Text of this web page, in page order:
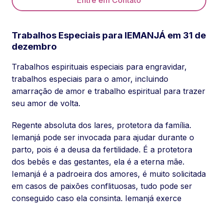
Trabalhos Especiais para IEMANJÁ em 31 de
dezembro
Trabalhos espirituais especiais para engravidar,
trabalhos especiais para o amor, incluindo
amarração de amor e trabalho espiritual para trazer
seu amor de volta.
Regente absoluta dos lares, protetora da família.
Iemanjá pode ser invocada para ajudar durante o
parto, pois é a deusa da fertilidade. É a protetora
dos bebês e das gestantes, ela é a eterna mãe.
Iemanjá é a padroeira dos amores, é muito solicitada
em casos de paixões conflituosas, tudo pode ser
conseguido caso ela consinta. Iemanjá exerce